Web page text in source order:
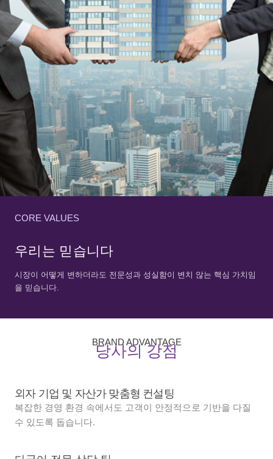
CORE VALUES
우리는 믿습니다
시장이 어떻게 변하더라도 전문성과 성실함이 변치 않는 핵심 가치임
을 믿습니다.
BRAND ADVANTAGE
당사의 강점
외자 기업 및 자산가 맞춤형 컨설팅
복잡한 경영 환경 속에서도 고객이 안정적으로 기반을 다질
수 있도록 돕습니다.